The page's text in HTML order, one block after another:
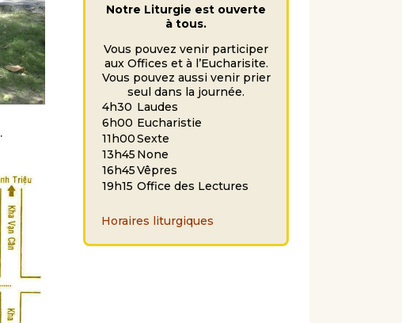
.
Notre Liturgie est ouverte
à tous.
Vous pouvez venir participer
aux Offices et à l’Eucharisite.
Vous pouvez aussi venir prier
seul dans la journée.
4h30 Laudes
6h00 Eucharistie
11h00Sexte
13h45 None
16h45Vêpres
19h15 Office des Lectures
Horaires liturgiques